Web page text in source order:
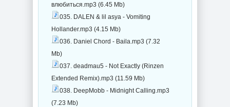
влюбиться.mp3 (6.45 Mb)
035. DALEN & lil asya - Vomiting
Hollander.mp3 (4.15 Mb)
036. Daniel Chord - Baila.mp3 (7.32
Mb)
037. deadmau5 - Not Exactly (Rinzen
Extended Remix).mp3 (11.59 Mb)
038. DeepMobb - Midnight Calling.mp3
(7.23 Mb)